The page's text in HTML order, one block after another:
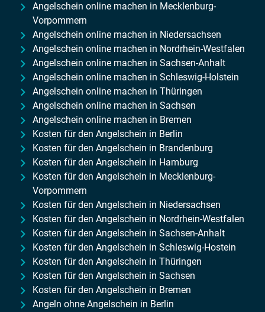
Angelschein online machen in Mecklenburg-
Vorpommern
Angelschein online machen in Niedersachsen
Angelschein online machen in Nordrhein-Westfalen
Angelschein online machen in Sachsen-Anhalt
Angelschein online machen in Schleswig-Holstein
Angelschein online machen in Thüringen
Angelschein online machen in Sachsen
Angelschein online machen in Bremen
Kosten für den Angelschein in Berlin
Kosten für den Angelschein in Brandenburg
Kosten für den Angelschein in Hamburg
Kosten für den Angelschein in Mecklenburg-
Vorpommern
Kosten für den Angelschein in Niedersachsen
Kosten für den Angelschein in Nordrhein-Westfalen
Kosten für den Angelschein in Sachsen-Anhalt
Kosten für den Angelschein in Schleswig-Hostein
Kosten für den Angelschein in Thüringen
Kosten für den Angelschein in Sachsen
Kosten für den Angelschein in Bremen
Angeln ohne Angelschein in Berlin